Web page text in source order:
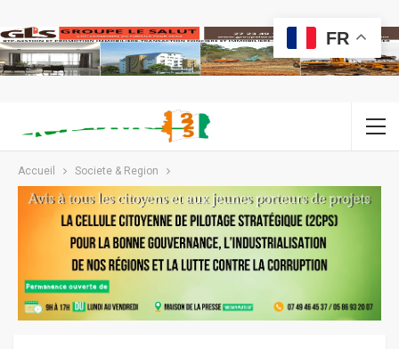
Accueil Societe & Region
FR